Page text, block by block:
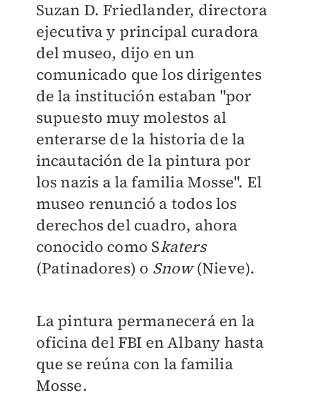
Suzan D. Friedlander, directora
ejecutiva y principal curadora
del museo, dijo en un
comunicado que los dirigentes
de la institución estaban "por
supuesto muy molestos al
enterarse de la historia de la
incautación de la pintura por
los nazis a la familia Mosse". El
museo renunció a todos los
derechos del cuadro, ahora
conocido como Skaters
(Patinadores) o Snow(Nieve).
La pintura permanecerá en la
oficina del FBI en Albany hasta
que se reúna con la familia
Mosse.